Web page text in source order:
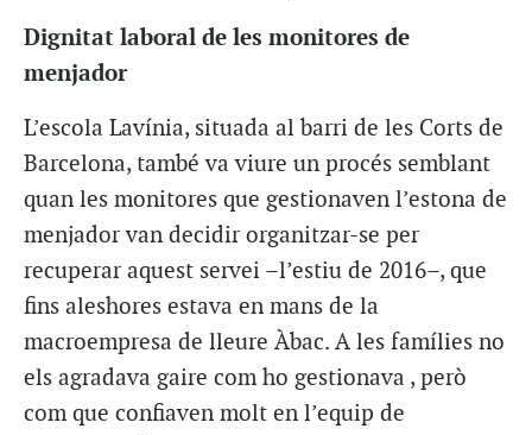
Dignitat laboral de les monitores de
menjador
L’escola Lavínia, situada al barri de les Corts de
Barcelona, també va viure un procés semblant
quan les monitores que gestionaven l’estona de
menjador van decidir organitzar-se per
recuperar aquest servei –l’estiu de 2016–, que
fins aleshores estava en mans de la
macroempresa de lleure Àbac. A les famílies no
els agradava gaire com ho gestionava , però
com que confiaven molt en l’equip de